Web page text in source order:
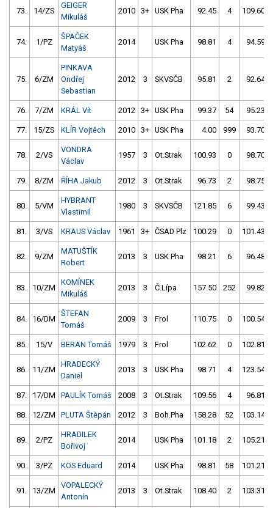
73. 14/ZS
GEIGER
Mikuláš
2010 3+ USK Pha 92.45 4 109.60
74. 1/PZ
ŠPAČEK
Matyáš
2014 USK Pha 98.81 4 94.59
75. 6/ZM
PINKAVA
Ondřej
Sebastian
2012 3 SKVSČB 95.81 2 92.64
76. 7/ZM KRÁL Vít 2012 3+ USK Pha 99.37 54 95.23
77. 15/ZS KLÍR Vojtěch 2010 3+ USK Pha 4.00 999 93.70
78. 2/VS
VONDRA
Václav
1957 3 Ot.Strak 100.93 0 98.70
79. 8/ZM ŘÍHA Jakub 2012 3 Ot.Strak 96.73 2 98.75
80. 5/VM
HYBRANT
Vlastimil
1980 3 SKVSČB 121.85 6 99.43
81. 3/VS KRAUS Václav 1961 3+ ČSAD Plz 100.29 0 101.43
82. 9/ZM
MATUŠTÍK
Robert
2013 3 USK Pha 98.21 6 96.48
83. 10/ZM
KOMÍNEK
Mikuláš
2013 3 Č.Lípa 157.50 252 99.82
84. 16/DM
ŠTEFAN
Tomáš
2009 3 Frol 110.75 0 100.54
85. 15/V BERAN Tomáš 1979 3 Frol 102.62 0 102.81
86. 11/ZM
HRADECKÝ
Daniel
2013 3 USK Pha 98.71 4 123.54
87. 17/DM PAULÍK Tomáš 2008 3 Ot.Strak 109.56 4 96.81
88. 12/ZM PLUTA Štěpán 2012 3 Boh.Pha 158.28 52 103.14
89. 2/PZ
HRADILEK
Bořivoj
2014 USK Pha 101.18 2 105.21
90. 3/PZ KOS Eduard 2014 USK Pha 98.81 58 101.21
91. 13/ZM
VOPALECKÝ
Antonín
2013 3 Ot.Strak 108.40 2 103.31